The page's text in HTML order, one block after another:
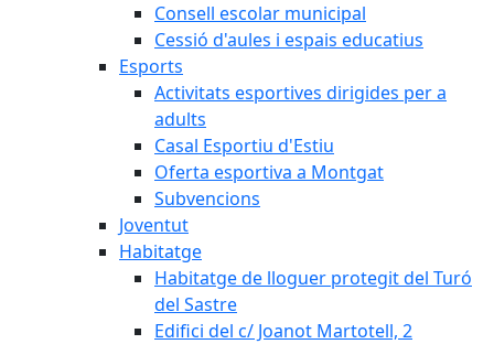
Consell escolar municipal
Cessió d'aules i espais educatius
Esports
Activitats esportives dirigides per a
adults
Casal Esportiu d'Estiu
Oferta esportiva a Montgat
Subvencions
Joventut
Habitatge
Habitatge de lloguer protegit del Turó
del Sastre
Edifici del c/ Joanot Martotell, 2